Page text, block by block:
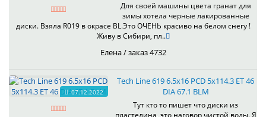
Для своей машины цвета гранат для
зимы хотела черные лакированные
диски. Взяла R019 в окрасе BL.Это ОЧЕНЬ красиво на белом снегу !
Живу в Сибири, пл..
Елена / заказ 4732
07.12.2022
Tech Line 619 6.5x16 PCD 5x114.3 ET 46
DIA 67.1 BLM
Тут кто то пишет что диски из
пластелина, это наговор чистой воды. Я